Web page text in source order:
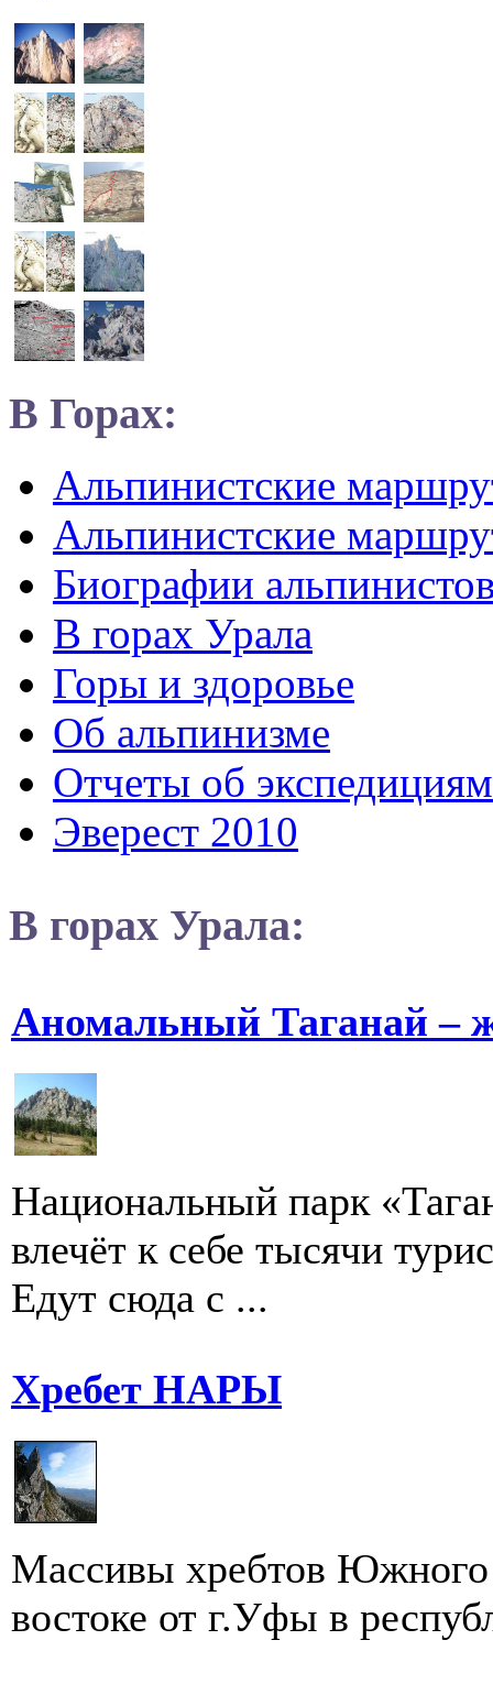
В Горах:
Альпинистские
Альпинистские
Биографии
В горах Урала
Горы и здоровье
Об альпинизме
Отчеты об экспедициям
Эверест 2010
В горах Урала:
Аномальный Таганай –
Национальный парк
влечёт к себе тысячи
Едут сюда с ...
Хребет НАРЫ
Массивы хребтов
востоке от г.Уфы в